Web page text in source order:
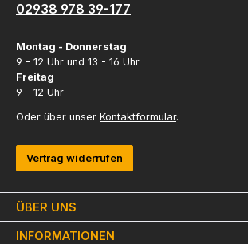
ÜBER UNS
INFORMATIONEN
02938 978 39-177
Montag - Donnerstag
9 - 12 Uhr und 13 - 16 Uhr
Freitag
9 - 12 Uhr
Oder über unser Kontaktformular.
Vertrag widerrufen